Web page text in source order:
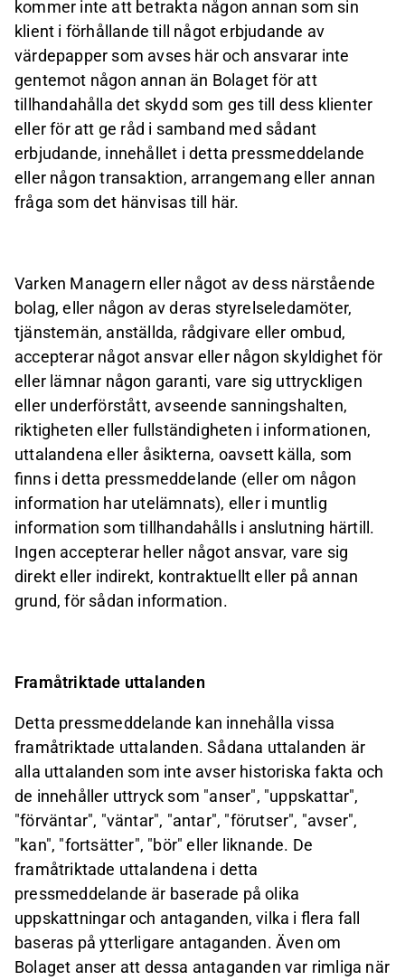
kommer inte att betrakta någon annan som sin
klient i förhållande till något erbjudande av
värdepapper som avses här och ansvarar inte
gentemot någon annan än Bolaget för att
tillhandahålla det skydd som ges till dess klienter
eller för att ge råd i samband med sådant
erbjudande, innehållet i detta pressmeddelande
eller någon transaktion, arrangemang eller annan
fråga som det hänvisas till här.
Varken Managern eller något av dess närstående
bolag, eller någon av deras styrelseledamöter,
tjänstemän, anställda, rådgivare eller ombud,
accepterar något ansvar eller någon skyldighet för
eller lämnar någon garanti, vare sig uttryckligen
eller underförstått, avseende sanningshalten,
riktigheten eller fullständigheten i informationen,
uttalandena eller åsikterna, oavsett källa, som
finns i detta pressmeddelande (eller om någon
information har utelämnats), eller i muntlig
information som tillhandahålls i anslutning härtill.
Ingen accepterar heller något ansvar, vare sig
direkt eller indirekt, kontraktuellt eller på annan
grund, för sådan information.
Framåtriktade uttalanden
Detta pressmeddelande kan innehålla vissa
framåtriktade uttalanden. Sådana uttalanden är
alla uttalanden som inte avser historiska fakta och
de innehåller uttryck som "anser", "uppskattar",
"förväntar", "väntar", "antar", "förutser", "avser",
"kan", "fortsätter", "bör" eller liknande. De
framåtriktade uttalandena i detta
pressmeddelande är baserade på olika
uppskattningar och antaganden, vilka i flera fall
baseras på ytterligare antaganden. Även om
Bolaget anser att dessa antaganden var rimliga när